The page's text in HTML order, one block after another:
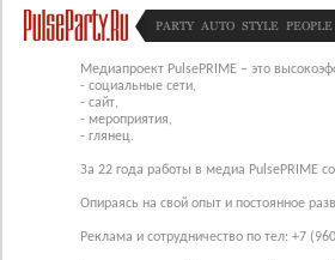
PARTY AUTO STYLE PEOPLE
Медиапроект PulsePRIME – это
- социальные сети,
- сайт,
- мероприятия,
- глянец.
За 22 года работы в медиа PulsePRIME
Опираясь на свой опыт и постоянное
Реклама и сотрудничество по тел: +7